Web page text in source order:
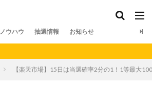
ノウハウ 抽選情報 お知らせ
【楽天市場】15日は当選確率2分の1！1等最大